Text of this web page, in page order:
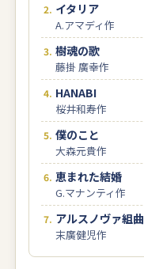
イタリア
A.アマディ作
樹魂の歌
藤掛 廣幸作
HANABI
桜井和寿作
僕のこと
大森元貴作
恵まれた結婚
G.マナンティ作
アルスノヴァ組曲
末廣健児作